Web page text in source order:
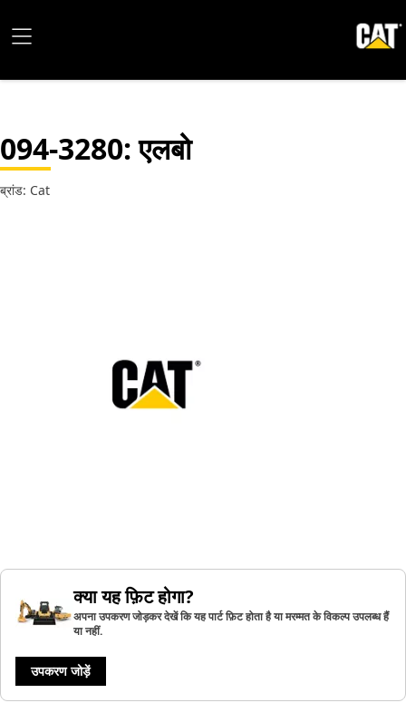
094-3280: एलबो
ब्रांड: Cat
क्या यह फ़िट होगा?
अपना उपकरण जोड़कर देखें कि यह पार्ट फ़िट होता है या मरम्मत के विकल्प उपलब्ध हैं
या नहीं.
उपकरण जोड़ें